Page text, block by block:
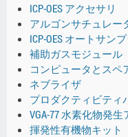
ICP-OES アクセサリ
アルゴンサチュレー
ICP-OES オートサン
補助ガスモジュール
コンピュータとスペ
ネブライザ
プロダクティビティ
VGA-77 水素化物発生
揮発性有機物キット